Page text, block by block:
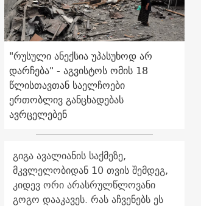
"რუსული ანექსია უპასუხოდ არ
დარჩება" - აგვისტოს ომის 18
წლისთავთან საელჩოები
ერთობლივ განცხადებას
ავრცელებენ
გიგა ავალიანის საქმეზე,
მკვლელობიდან 10 თვის შემდეგ,
კიდევ ორი არასრულწლოვანი
გოგო დააკავეს. რას აჩვენებს ეს